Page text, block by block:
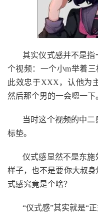
其实仪式感并不是
个视频：一个小m举着
此效忠于XXX，认他为
然后那个男的一会嗯一下
当时这个视频的中
标垫。
仪式感显然不是东
样子，也不是要你大叔
式感究竟是个啥？
“仪式感”其实就是“正